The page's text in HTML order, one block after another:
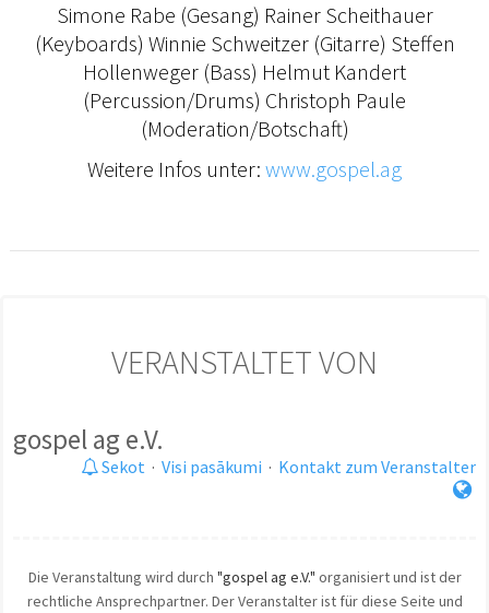
Simone Rabe (Gesang) Rainer Scheithauer
(Keyboards) Winnie Schweitzer (Gitarre) Steffen
Hollenweger (Bass) Helmut Kandert
(Percussion/Drums) Christoph Paule
(Moderation/Botschaft)
Weitere Infos unter: www.gospel.ag
VERANSTALTET VON
gospel ag e.V.
Sekot · Visi pasākumi · Kontakt zum Veranstalter
Die Veranstaltung wird durch "gospel ag e.V." organisiert und ist der
rechtliche Ansprechpartner. Der Veranstalter ist für diese Seite und